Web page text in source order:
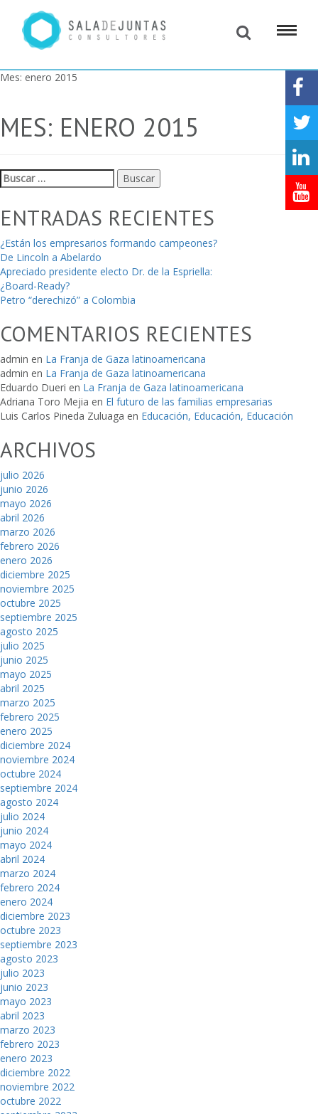
Mes: enero 2015
MES: ENERO 2015
Buscar:
ENTRADAS RECIENTES
¿Están los empresarios formando campeones?
De Lincoln a Abelardo
Apreciado presidente electo Dr. de la Espriella:
¿Board-Ready?
Petro “derechizó” a Colombia
COMENTARIOS RECIENTES
admin en La Franja de Gaza latinoamericana
admin en La Franja de Gaza latinoamericana
Eduardo Dueri en La Franja de Gaza latinoamericana
Adriana Toro Mejia en El futuro de las familias empresarias
Luis Carlos Pineda Zuluaga en Educación, Educación, Educación
ARCHIVOS
julio 2026
junio 2026
mayo 2026
abril 2026
marzo 2026
febrero 2026
enero 2026
diciembre 2025
noviembre 2025
octubre 2025
septiembre 2025
agosto 2025
julio 2025
junio 2025
mayo 2025
abril 2025
marzo 2025
febrero 2025
enero 2025
diciembre 2024
noviembre 2024
octubre 2024
septiembre 2024
agosto 2024
julio 2024
junio 2024
mayo 2024
abril 2024
marzo 2024
febrero 2024
enero 2024
diciembre 2023
octubre 2023
septiembre 2023
agosto 2023
julio 2023
junio 2023
mayo 2023
abril 2023
marzo 2023
febrero 2023
enero 2023
diciembre 2022
noviembre 2022
octubre 2022